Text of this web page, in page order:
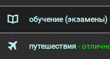
обучение (экзамены)
путешествия -